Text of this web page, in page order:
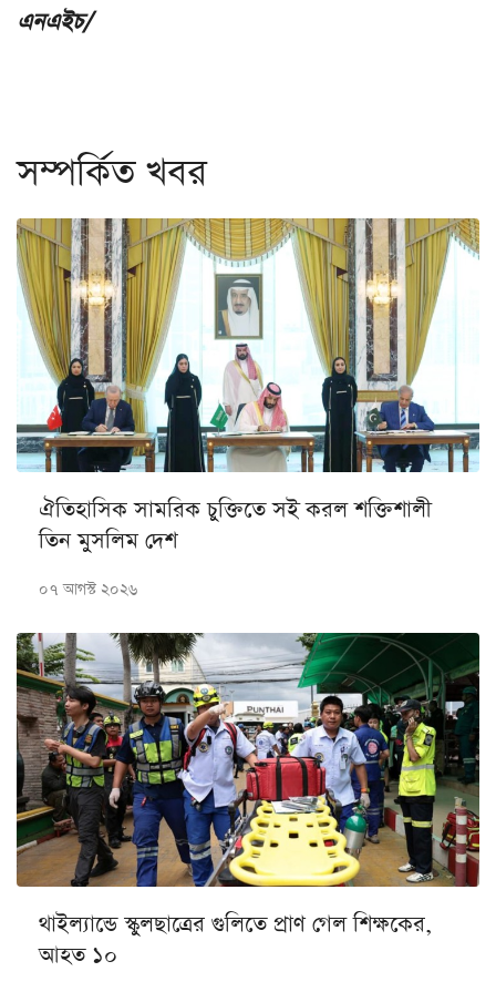
এনএইচ/
সম্পর্কিত খবর
ঐতিহাসিক সামরিক চুক্তিতে সই করল শক্তিশালী
তিন মুসলিম দেশ
০৭ আগস্ট ২০২৬
থাইল্যান্ডে স্কুলছাত্রের গুলিতে প্রাণ গেল শিক্ষকের,
আহত ১০